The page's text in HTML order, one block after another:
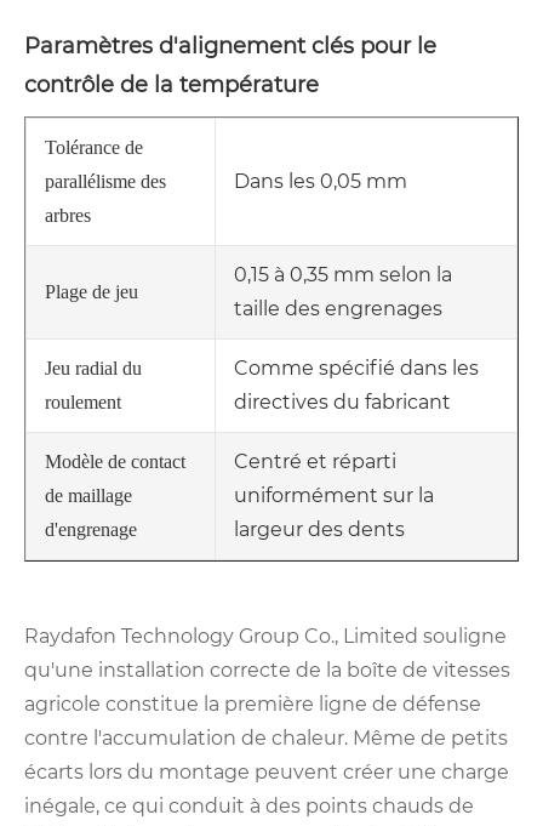
Paramètres d'alignement clés pour le
contrôle de la température
Tolérance de
parallélisme des
arbres
Dans les 0,05 mm
Plage de jeu
0,15 à 0,35 mm selon la
taille des engrenages
Jeu radial du
roulement
Comme spécifié dans les
directives du fabricant
Modèle de contact
de maillage
d'engrenage
Centré et réparti
uniformément sur la
largeur des dents
Raydafon Technology Group Co., Limited souligne
qu'une installation correcte de la boîte de vitesses
agricole constitue la première ligne de défense
contre l'accumulation de chaleur. Même de petits
écarts lors du montage peuvent créer une charge
inégale, ce qui conduit à des points chauds de